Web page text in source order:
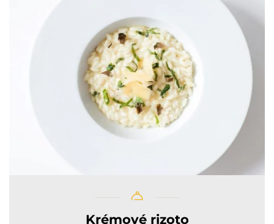
Krémové rizoto